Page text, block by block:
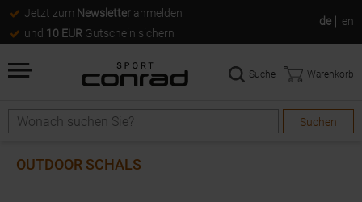
Jetzt zum Newsletter anmelden
und 10 EUR Gutschein sichern
de en
Suche
Suchen
Suche Warenkorb
OUTDOOR SCHALS